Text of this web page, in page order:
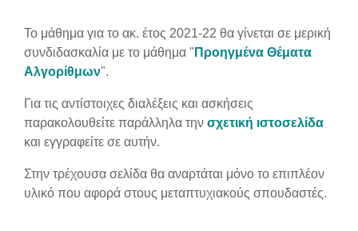
Το μάθημα για το ακ. έτος 2021-22 θα γίνεται σε μερική
συνδιδασκαλία με το μάθημα " Προηγμένα Θέματα
Αλγορίθμων".
Για τις αντίστοιχες διαλέξεις και ασκήσεις
παρακολουθείτε παράλληλα την σχετική ιστοσελίδα
και εγγραφείτε σε αυτήν.
Στην τρέχουσα σελίδα θα αναρτάται μόνο το επιπλέον
υλικό που αφορά στους μεταπτυχιακούς σπουδαστές.